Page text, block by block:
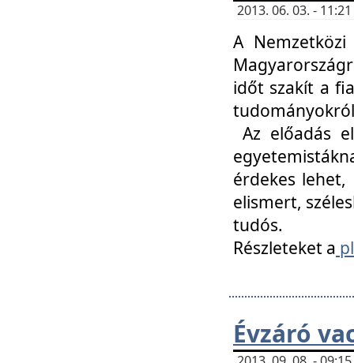
2013. 06. 03. -
A
időt szakít a
Az előadás
érdekes lehet,
elismert,
tudós.
Részleteket a
Évzáró